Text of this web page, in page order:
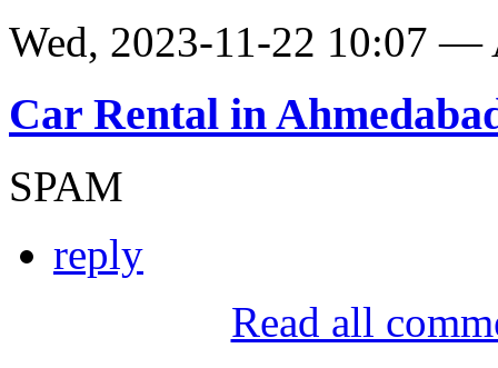
Wed, 2023-11-22 10:07 —
Car Rental in
SPAM
reply
Read all